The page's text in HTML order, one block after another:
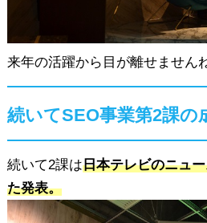
来年の活躍から目が離せません
続いてSEO事業第2課の
続いて2課は日本テレビのニュ
た発表。